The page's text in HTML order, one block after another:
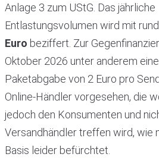
Anlage 3 zum UStG. Das jährliche
Entlastungsvolumen wird mit rund
Euro beziffert. Zur
Oktober 2026 unter anderem
Paketabgabe von 2 Euro pro
Online-Händler vorgesehen, die
jedoch den Konsumenten und
Versandhändler treffen wird, wie
Basis leider befürchtet.